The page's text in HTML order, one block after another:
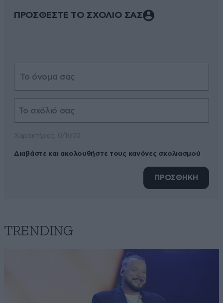
ΠΡΟΣΘΕΣΤΕ ΤΟ ΣΧΟΛΙΟ ΣΑΣ
Διαβάστε και ακολουθήστε τους κανόνες σχολιασμού
ΠΡΟΣΘΗΚΗ
TRENDING